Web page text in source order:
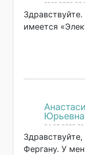
01.10.2025
имеется
Юрьевна
24.08.2025
Фергану. У